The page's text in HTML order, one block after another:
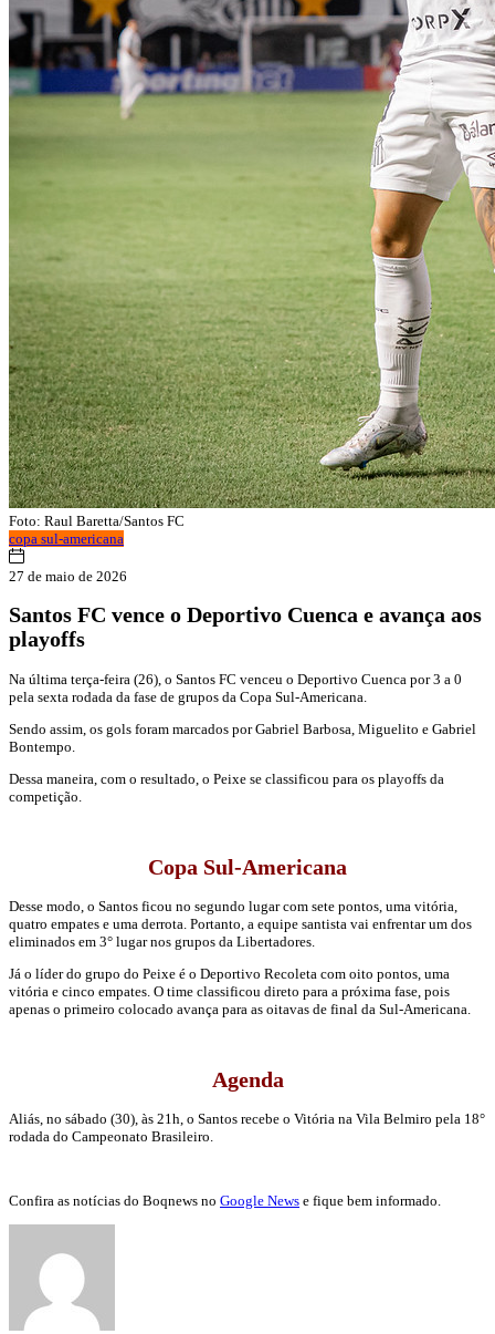
Foto: Raul Baretta/Santos FC
copa sul-americana
27 de maio de 2026
Santos FC vence o Deportivo Cuenca e avança aos
playoffs
Na última terça-feira (26), o Santos FC venceu o Deportivo Cuenca por 3 a 0
pela sexta rodada da fase de grupos da Copa Sul-Americana.
Sendo assim, os gols foram marcados por Gabriel Barbosa, Miguelito e Gabriel
Bontempo.
Dessa maneira, com o resultado, o Peixe se classificou para os playoffs da
competição.
Copa Sul-Americana
Desse modo, o Santos ficou no segundo lugar com sete pontos, uma vitória,
quatro empates e uma derrota. Portanto, a equipe santista vai enfrentar um dos
eliminados em 3° lugar nos grupos da Libertadores.
Já o líder do grupo do Peixe é o Deportivo Recoleta com oito pontos, uma
vitória e cinco empates. O time classificou direto para a próxima fase, pois
apenas o primeiro colocado avança para as oitavas de final da Sul-Americana.
Agenda
Aliás, no sábado (30), às 21h, o Santos recebe o Vitória na Vila Belmiro pela 18°
rodada do Campeonato Brasileiro.
Confira as notícias do Boqnews no Google News e fique bem informado.